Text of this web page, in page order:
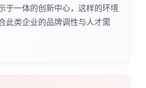
于一体的创新中心，这样的环境
此类企业的品牌调性与人才需